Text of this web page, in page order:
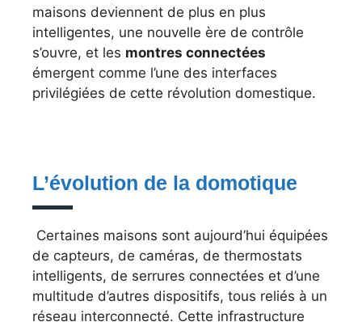
maisons deviennent de plus en plus
intelligentes, une nouvelle ère de contrôle
s’ouvre, et les montres connectées
émergent comme l’une des interfaces
privilégiées de cette révolution domestique.
L’évolution de la domotique
Certaines maisons sont aujourd’hui équipées
de capteurs, de caméras, de thermostats
intelligents, de serrures connectées et d’une
multitude d’autres dispositifs, tous reliés à un
réseau interconnecté. Cette infrastructure